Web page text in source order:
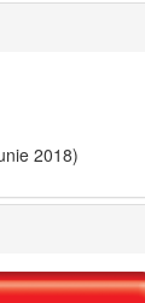
2018)